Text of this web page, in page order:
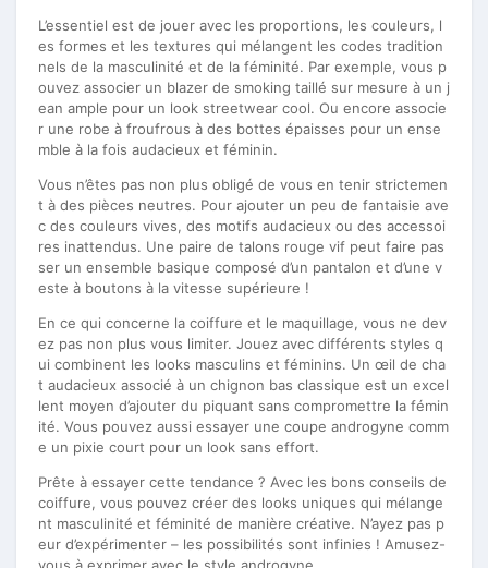
L’essentiel est de jouer avec les proportions, les couleurs, l
es formes et les textures qui mélangent les codes tradition
nels de la masculinité et de la féminité. Par exemple, vous p
ouvez associer un blazer de smoking taillé sur mesure à un j
ean ample pour un look streetwear cool. Ou encore associe
r une robe à froufrous à des bottes épaisses pour un ense
mble à la fois audacieux et féminin.
Vous n’êtes pas non plus obligé de vous en tenir strictemen
t à des pièces neutres. Pour ajouter un peu de fantaisie ave
c des couleurs vives, des motifs audacieux ou des accessoi
res inattendus. Une paire de talons rouge vif peut faire pas
ser un ensemble basique composé d’un pantalon et d’une v
este à boutons à la vitesse supérieure !
En ce qui concerne la coiffure et le maquillage, vous ne dev
ez pas non plus vous limiter. Jouez avec différents styles q
ui combinent les looks masculins et féminins. Un œil de cha
t audacieux associé à un chignon bas classique est un excel
lent moyen d’ajouter du piquant sans compromettre la fémin
ité. Vous pouvez aussi essayer une coupe androgyne comm
e un pixie court pour un look sans effort.
Prête à essayer cette tendance ? Avec les bons conseils de
coiffure, vous pouvez créer des looks uniques qui mélange
nt masculinité et féminité de manière créative. N’ayez pas p
eur d’expérimenter – les possibilités sont infinies ! Amusez-